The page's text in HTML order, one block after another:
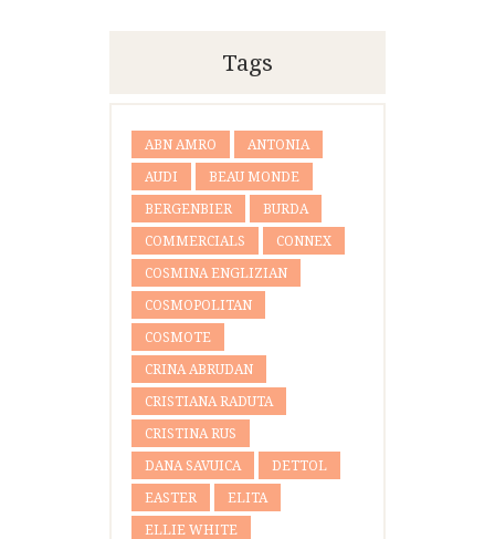
Tags
ABN AMRO ANTONIA
AUDI BEAU MONDE
BERGENBIER BURDA
COMMERCIALS CONNEX
COSMINA ENGLIZIAN
COSMOPOLITAN
COSMOTE
CRINA ABRUDAN
CRISTIANA RADUTA
CRISTINA RUS
DANA SAVUICA DETTOL
EASTER ELITA
ELLIE WHITE